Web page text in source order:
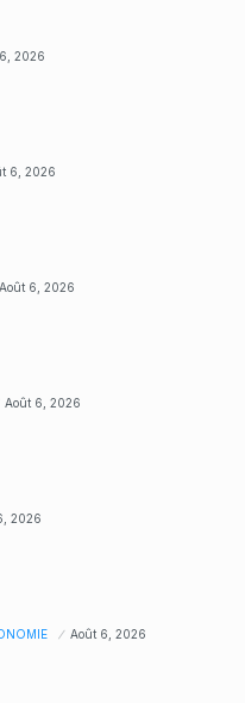
2026
6, 2026
Août 6, 2026
Août 6, 2026
2026
Août 6, 2026